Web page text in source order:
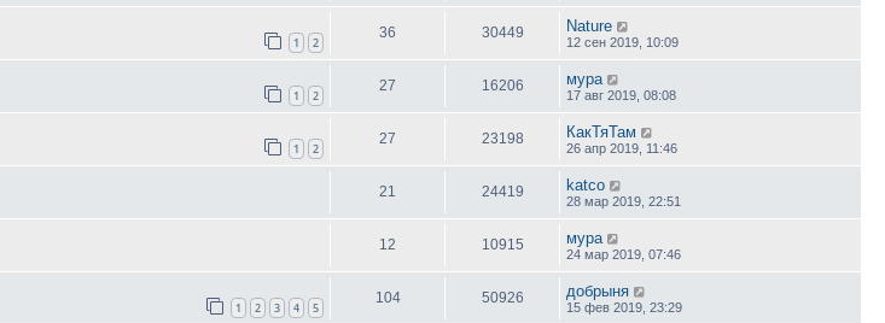
1 2
36 30449 Nature
12 сен 2019, 10:09
1 2
27 16206 мура
17 авг 2019, 08:08
1 2
27 23198 КакТяТам
26 апр 2019, 11:46
21 24419 katco
28 мар 2019, 22:51
12 10915 мура
24 мар 2019, 07:46
1 2 3 4 5
104 50926 добрыня
15 фев 2019, 23:29